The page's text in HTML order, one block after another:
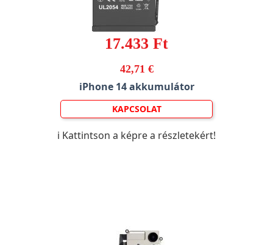
17.433 Ft
42,71 €
iPhone 14 akkumulátor
KAPCSOLAT
ℹ️ Kattintson a képre a részletekért!